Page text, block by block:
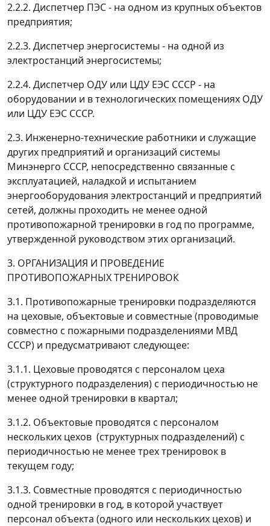
2.2.2. Диспетчер ПЭС - на одном из крупных объектов
предприятия;
2.2.3. Диспетчер энергосистемы - на одной из
электростанций энергосистемы;
2.2.4. Диспетчер ОДУ или ЦДУ ЕЭС СССР - на
оборудовании и в технологических помещениях ОДУ
или ЦДУ ЕЭС СССР.
2.3. Инженерно-технические работники и служащие
других предприятий и организаций системы
Минэнерго СССР, непосредственно связанные с
эксплуатацией, наладкой и испытанием
энергооборудования электростанций и предприятий
сетей, должны проходить не менее одной
противопожарной тренировки в год по программе,
утвержденной руководством этих организаций.
3. ОРГАНИЗАЦИЯ И ПРОВЕДЕНИЕ
ПРОТИВОПОЖАРНЫХ ТРЕНИРОВОК
3.1. Противопожарные тренировки подразделяются
на цеховые, объектовые и совместные (проводимые
совместно с пожарными подразделениями МВД
СССР) и предусматривают следующее:
3.1.1. Цеховые проводятся с персоналом цеха
(структурного подразделения) с периодичностью не
менее одной тренировки в квартал;
3.1.2. Объектовые проводятся с персоналом
нескольких цехов (структурных подразделений) с
периодичностью не менее трех тренировок в
текущем году;
3.1.3. Совместные проводятся с периодичностью
одной тренировки в год, в которой участвует
персонал объекта (одного или нескольких цехов) и